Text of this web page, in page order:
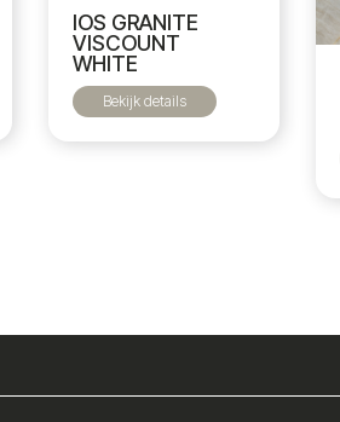
IOS GRANITE
VISCOUNT
WHITE
Bekijk details